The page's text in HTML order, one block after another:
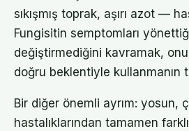
sıkışmış toprak, aşırı azot —
Fungisitin semptomları
değiştirmediğini kavramak,
doğru beklentiyle kullanmanın
Bir diğer önemli ayrım: yosun,
hastalıklarından tamamen